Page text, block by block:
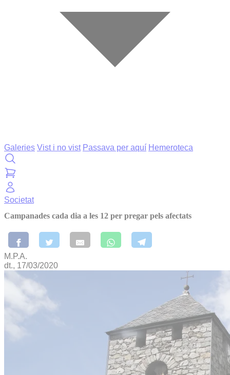
Galeries Vist i no vist Passava per aquí Hemeroteca
Societat
Campanades cada dia a les 12 per pregar pels afectats
M.P.A.
dt., 17/03/2020